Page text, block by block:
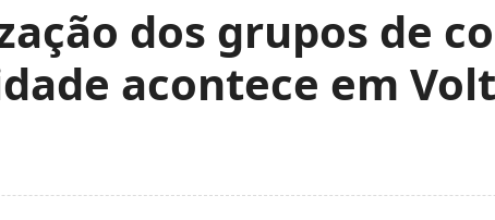
dos grupos de
acontece em